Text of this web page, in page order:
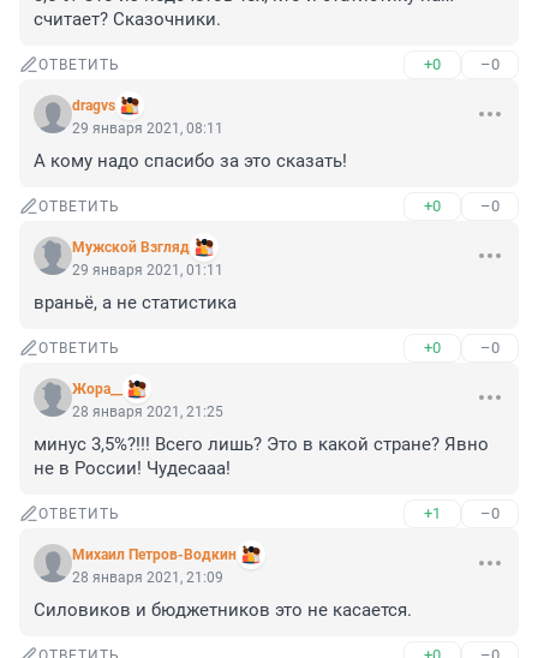
считает? Сказочники.
ОТВЕТИТЬ +0 –0
dragvs
29 января 2021, 08:11
А кому надо спасибо за это сказать!
ОТВЕТИТЬ +0 –0
Мужской Взгляд
29 января 2021, 01:11
враньё, а не статистика
ОТВЕТИТЬ +0 –0
Жора__
28 января 2021, 21:25
минус 3,5%?!!! Всего лишь? Это в какой стране? Явно
не в России! Чудесааа!
ОТВЕТИТЬ +1 –0
Михаил Петров-Водкин
28 января 2021, 21:09
Силовиков и бюджетников это не касается.